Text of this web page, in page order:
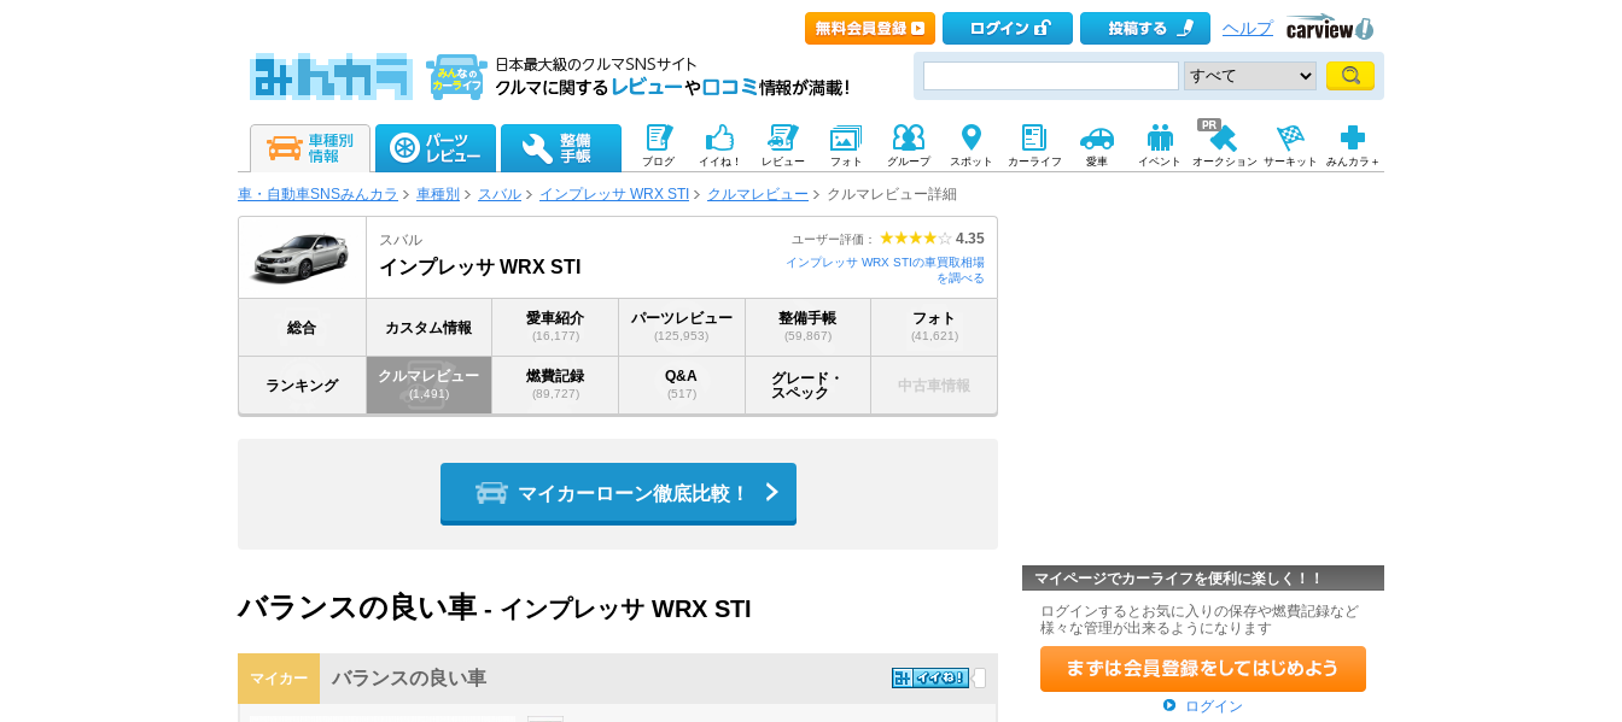
ヘルプ
ブログ イイね！ レビュー フォト グループ スポット カーライフ 愛車 イベント オークション サーキット みんカラ＋
車・自動車SNSみんカラ 車種別 スバル インプレッサ WRX STI クルマレビュー クルマレビュー詳細
ユーザー評価： 4.35
スバル
インプレッサ WRX STI
インプレッサ WRX STIの車買取相場
を調べる
総合 カスタム情報
愛車紹介
(16,177)
パーツレビュー
(125,953)
整備手帳
(59,867)
フォト
(41,621)
ランキング
クルマレビュー
(1,491)
燃費記録
(89,727)
Q&A
(517)
グレード・
スペック
中古車情報
マイカーローン徹底比較！
バランスの良い車 - インプレッサ WRX STI
マイカー バランスの良い車
マイページでカーライフを便利に楽しく！！
ログインするとお気に入りの保存や燃費記録など
様々な管理が出来るようになります
ログイン